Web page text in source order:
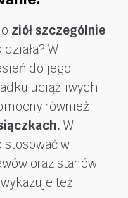
ziół szczególnie
działa? W
do jego
uciążliwych
również
W
stosować w
oraz stanów
też